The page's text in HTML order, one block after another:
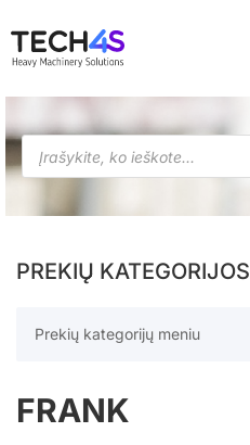
PREKIŲ KATEGORIJOS
Prekių kategorijų meniu
FRANK